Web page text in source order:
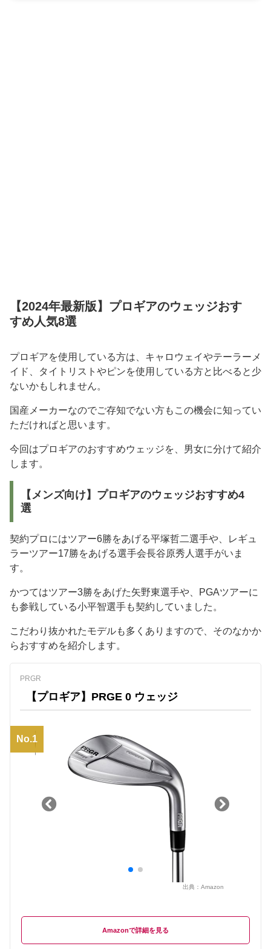
【2024年最新版】プロギアのウェッジおす
すめ人気8選
プロギアを使用している方は、キャロウェイやテーラーメ
イド、タイトリストやピンを使用している方と比べると少
ないかもしれません。
国産メーカーなのでご存知でない方もこの機会に知ってい
ただければと思います。
今回はプロギアのおすすめウェッジを、男女に分けて紹介
します。
【メンズ向け】プロギアのウェッジおすすめ4
選
契約プロにはツアー6勝をあげる平塚哲二選手や、レギュ
ラーツアー17勝をあげる選手会長谷原秀人選手がいま
す。
かつてはツアー3勝をあげた矢野東選手や、PGAツアーに
も参戦している小平智選手も契約していました。
こだわり抜かれたモデルも多くありますので、そのなかか
らおすすめを紹介します。
PRGR
【プロギア】PRGE 0 ウェッジ
No.1
出典： Amazon
Amazon